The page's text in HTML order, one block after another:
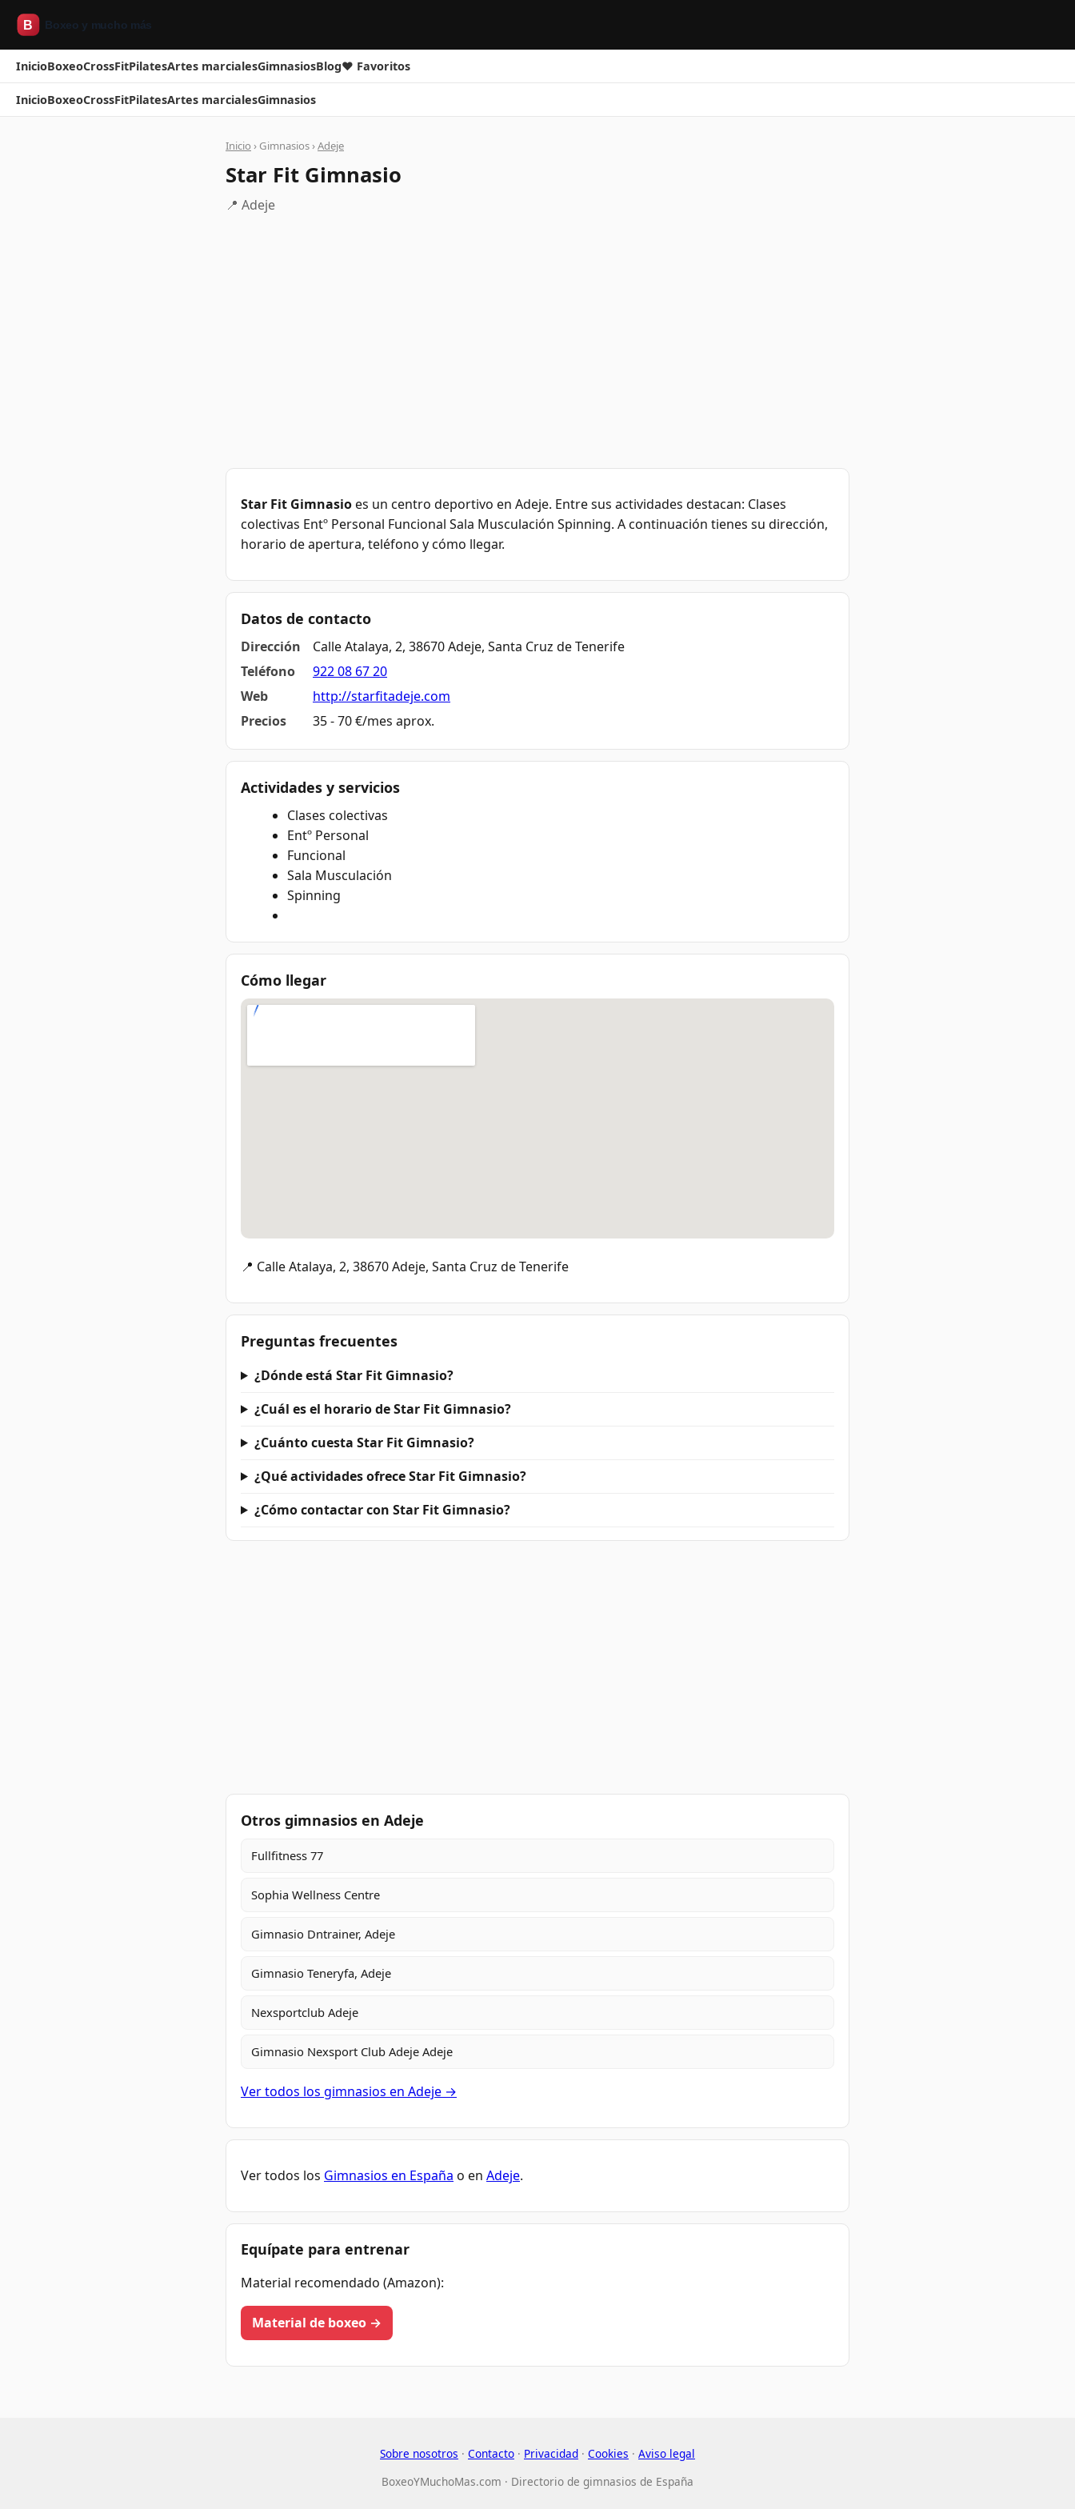
InicioBoxeoCrossFitPilatesArtes marcialesGimnasiosBlog❤ Favoritos
InicioBoxeoCrossFitPilatesArtes marcialesGimnasios
Inicio › Gimnasios ›Adeje
Star Fit Gimnasio
📍 Adeje
Star Fit Gimnasioes un centro deportivo en Adeje. Entre sus actividades destacan: Clases
colectivas Entº Personal Funcional Sala Musculación Spinning. A continuación tienes su dirección,
horario de apertura, teléfono y cómo llegar.
Datos de contacto
Dirección
Calle Atalaya, 2, 38670 Adeje, Santa Cruz de Tenerife
Teléfono
922 08 67 20
Web
http://starfitadeje.com
Precios
35 - 70 €/mes aprox.
Actividades y servicios
Clases colectivas
Entº Personal
Funcional
Sala Musculación
Spinning
Cómo llegar
📍 Calle Atalaya, 2, 38670 Adeje, Santa Cruz de Tenerife
Preguntas frecuentes
¿Dónde está Star Fit Gimnasio?
¿Cuál es el horario de Star Fit Gimnasio?
¿Cuánto cuesta Star Fit Gimnasio?
¿Qué actividades ofrece Star Fit Gimnasio?
¿Cómo contactar con Star Fit Gimnasio?
Otros gimnasios en Adeje
Fullfitness 77
Sophia Wellness Centre
Gimnasio Dntrainer, Adeje
Gimnasio Teneryfa, Adeje
Nexsportclub Adeje
Gimnasio Nexsport Club Adeje Adeje
Ver todos los gimnasios en Adeje →
Ver todos los Gimnasios en España o en Adeje.
Equípate para entrenar
Material recomendado (Amazon):
Material de boxeo →
Sobre nosotros · Contacto · Privacidad · Cookies · Aviso legal
BoxeoYMuchoMas.com · Directorio de gimnasios de España